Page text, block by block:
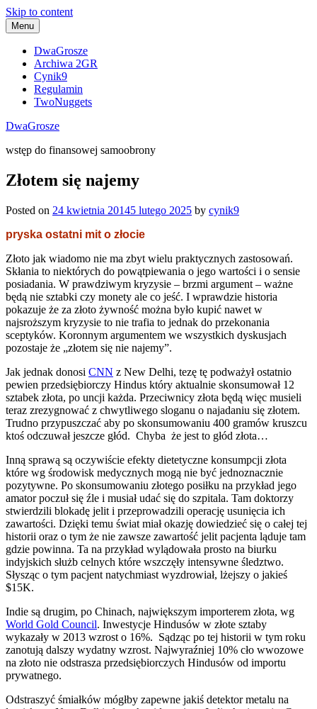
Skip to content
Menu
DwaGrosze
Archiwa 2GR
Cynik9
Regulamin
TwoNuggets
DwaGrosze
wstęp do finansowej samoobrony
Złotem się najemy
Posted on 24 kwietnia 20145 lutego 2025 by cynik9
pryska ostatni mit o złocie
Złoto jak wiadomo nie ma zbyt wielu praktycznych zastosowań.
Skłania to niektórych do powątpiewania o jego wartości i o sensie
posiadania. W prawdziwym kryzysie – brzmi argument – ważne
będą nie sztabki czy monety ale co jeść. I wprawdzie historia
pokazuje że za złoto żywność można było kupić nawet w
najsroższym kryzysie to nie trafia to jednak do przekonania
sceptyków. Koronnym argumentem we wszystkich dyskusjach
pozostaje że „złotem się nie najemy”.
Jak jednak donosi CNN z New Delhi, tezę tę podważył ostatnio
pewien przedsiębiorczy Hindus który aktualnie skonsumował 12
sztabek złota, po uncji każda. Przeciwnicy złota będą więc musieli
teraz zrezygnować z chwytliwego sloganu o najadaniu się złotem.
Trudno przypuszczać aby po skonsumowaniu 400 gramów kruszcu
ktoś odczuwał jeszcze głód. Chyba że jest to głód złota…
Inną sprawą są oczywiście efekty dietetyczne konsumpcji złota
które wg środowisk medycznych mogą nie być jednoznacznie
pozytywne. Po skonsumowaniu złotego posiłku na przykład jego
amator poczuł się źle i musiał udać się do szpitala. Tam doktorzy
stwierdzili blokadę jelit i przeprowadzili operację usunięcia ich
zawartości. Dzięki temu świat miał okazję dowiedzieć się o całej tej
historii oraz o tym że nie zawsze zawartość jelit pacjenta ląduje tam
gdzie powinna. Ta na przykład wylądowała prosto na biurku
indyjskich służb celnych które wszczęły intensywne śledztwo.
Słysząc o tym pacjent natychmiast wyzdrowiał, lżejszy o jakieś
$15K.
Indie są drugim, po Chinach, największym importerem złota, wg
World Gold Council. Inwestycje Hindusów w złote sztaby
wykazały w 2013 wzrost o 16%. Sądząc po tej historii w tym roku
zanotują dalszy wydatny wzrost. Najwyraźniej 10% cło wwozowe
na złoto nie odstrasza przedsiębiorczych Hindusów od importu
prywatnego.
Odstraszyć śmiałków mógłby zapewne jakiś detektor metalu na